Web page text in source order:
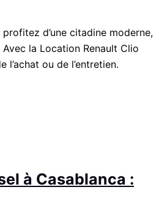
d’une citadine moderne,
la Location Renault Clio
ou de l’entretien.
à Casablanca :